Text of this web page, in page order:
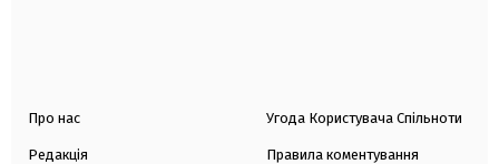
Про нас
Редакція
Угода Користувача Спільноти
Правила коментування